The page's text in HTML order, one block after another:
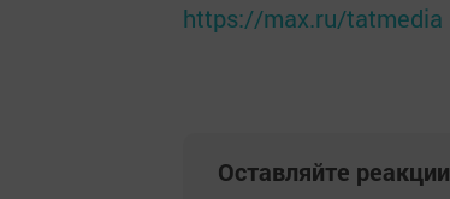
https://max.ru/tatmedia
Оставляйте реакции